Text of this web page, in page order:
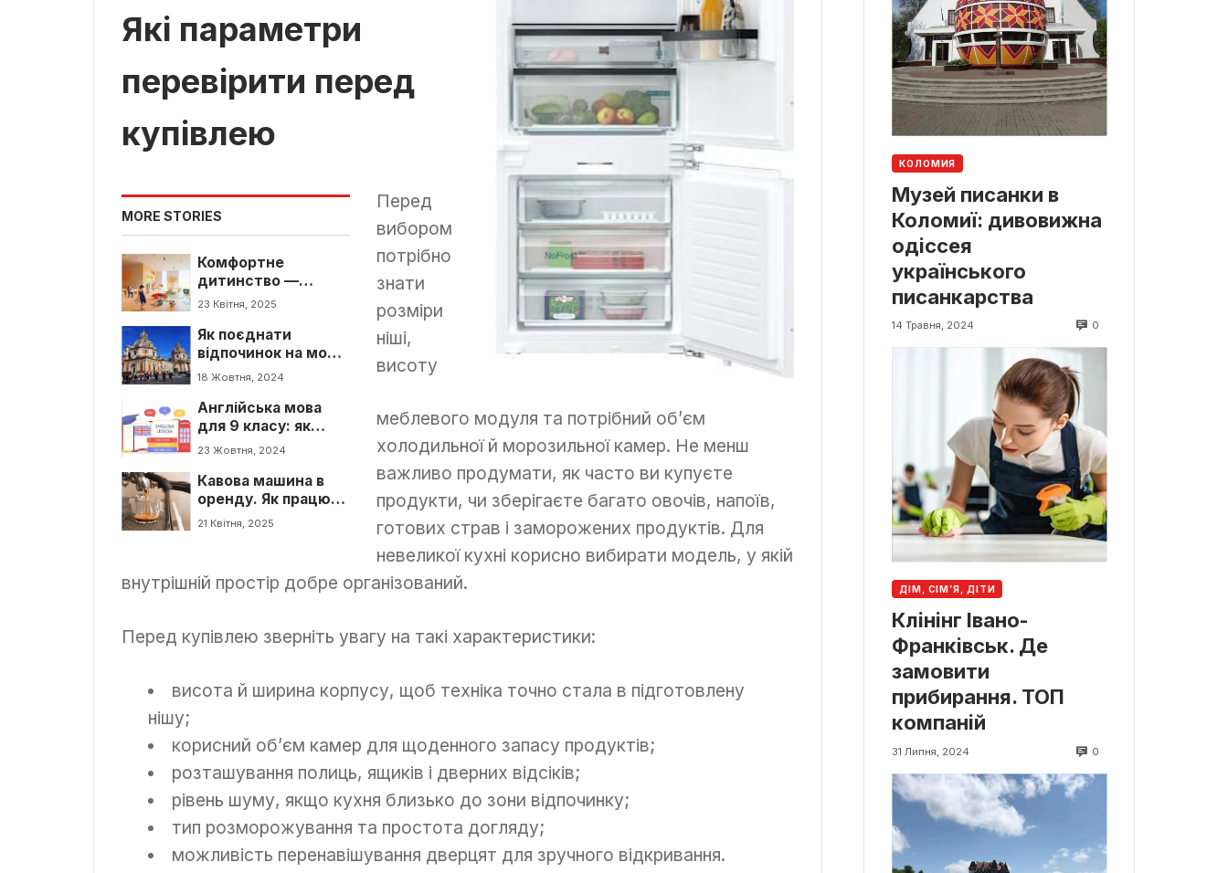
Які параметри
перевірити перед
купівлею
MORE STORIES
Комфортне
дитинство —
здорове
дитячих садках
23 Квітня, 2025
Як поєднати
відпочинок на морі
та пізнавальні
ідеальний варіант з
Римом та Ладісполі
18 Жовтня, 2024
Англійська мова
для 9 класу: як
підготуватися до
23 Жовтня, 2024
Кавова машина в
оренду. Як працює
послуга та скільки
21 Квітня, 2025
Перед
вибором
потрібно
знати
розміри
ніші,
висоту
меблевого модуля та потрібний об’єм
холодильної й морозильної камер. Не менш
важливо продумати, як часто ви купуєте
продукти, чи зберігаєте багато овочів, напоїв,
готових страв і заморожених продуктів. Для
невеликої кухні корисно вибирати модель, у якій
внутрішній простір добре організований.
Перед купівлею зверніть увагу на такі характеристики:
висота й ширина корпусу, щоб техніка точно стала в підготовлену
нішу;
корисний об’єм камер для щоденного запасу продуктів;
розташування полиць, ящиків і дверних відсіків;
рівень шуму, якщо кухня близько до зони відпочинку;
тип розморожування та простота догляду;
можливість перенавішування дверцят для зручного відкривання.
КОЛОМИЯ
Музей писанки в
Коломиї: дивовижна
одіссея
українського
писанкарства
14 Травня, 2024 0
ДІМ, СІМ’Я, ДІТИ
Клінінг Івано-
Франківськ. Де
замовити
прибирання. ТОП
компаній
31 Липня, 2024 0